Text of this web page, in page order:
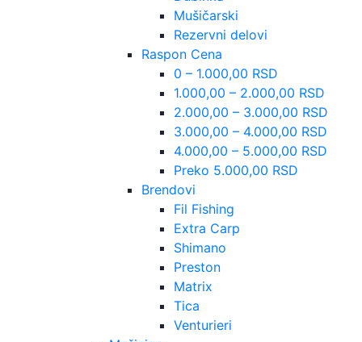
Mušičarski
Rezervni delovi
Raspon Cena
0 – 1.000,00 RSD
1.000,00 – 2.000,00 RSD
2.000,00 – 3.000,00 RSD
3.000,00 – 4.000,00 RSD
4.000,00 – 5.000,00 RSD
Preko 5.000,00 RSD
Brendovi
Fil Fishing
Extra Carp
Shimano
Preston
Matrix
Tica
Venturieri